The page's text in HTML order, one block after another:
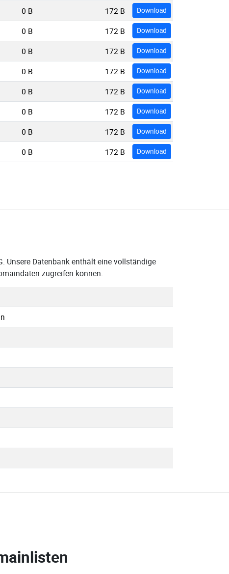
0 B 172 B Download
0 B 172 B Download
0 B 172 B Download
0 B 172 B Download
0 B 172 B Download
0 B 172 B Download
0 B 172 B Download
0 B 172 B Download
Unsere Datenbank enthält eine vollständige
zugreifen können.